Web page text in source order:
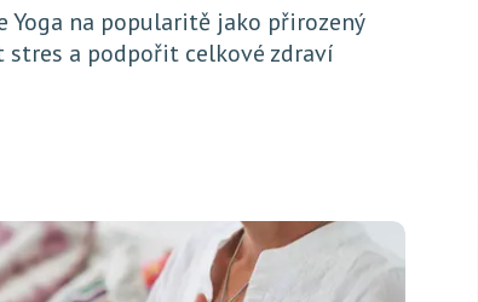
Yoga na popularitě jako přirozený
a podpořit celkové zdraví